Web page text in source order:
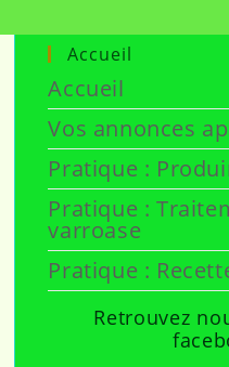
Accueil
Accueil
Vos annonces
Pratique :
Pratique :
varroase
Pratique :
Retrouvez